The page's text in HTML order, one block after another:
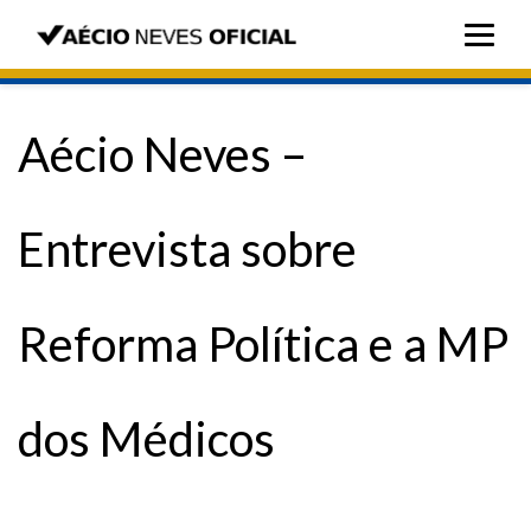
Aécio Neves –
Entrevista sobre
Reforma Política e a MP
dos Médicos